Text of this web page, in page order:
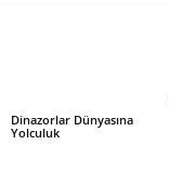
Dinazorlar Dünyasına
Yolculuk